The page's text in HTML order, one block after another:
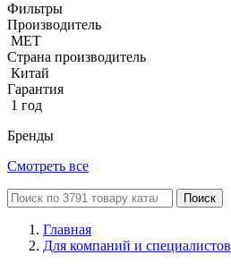
Фильтры
Производитель
MET
Страна производитель
Китай
Гарантия
1 год
Бренды
Смотреть все
Поиск
Главная
Для компаний и специалистов